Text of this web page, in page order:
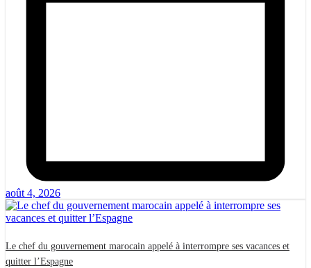
août 4, 2026
Le chef du gouvernement marocain appelé à interrompre ses vacances et
quitter l’Espagne